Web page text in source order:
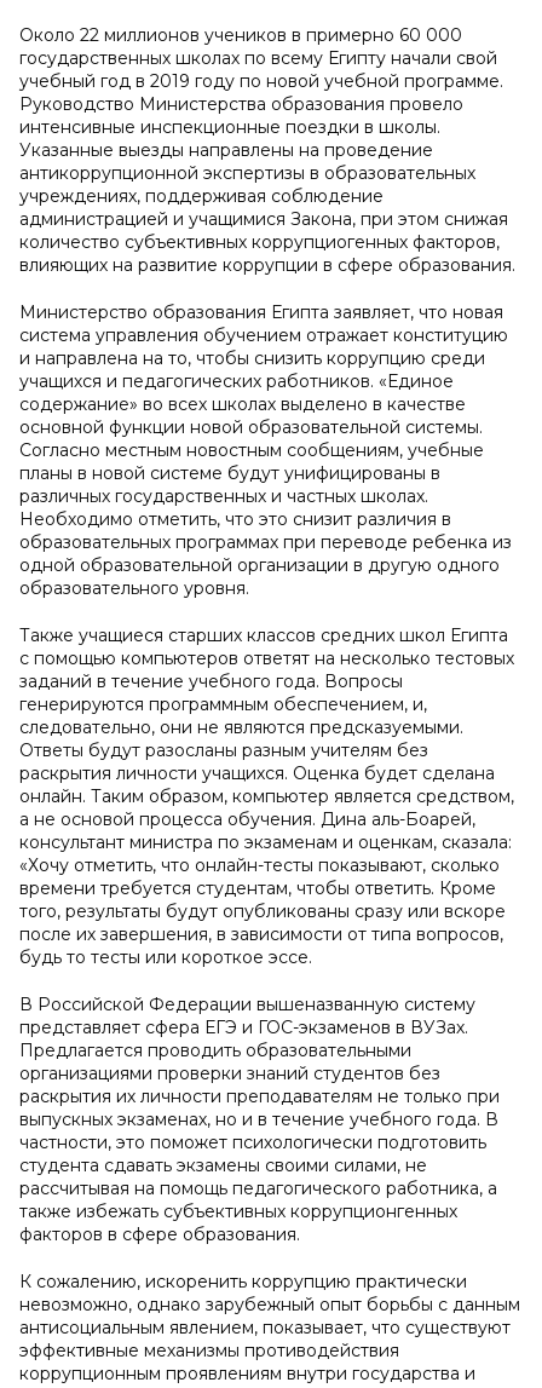
Около 22 миллионов учеников в примерно 60 000
государственных школах по всему Египту начали свой
учебный год в 2019 году по новой учебной программе.
Руководство Министерства образования провело
интенсивные инспекционные поездки в школы.
Указанные выезды направлены на проведение
антикоррупционной экспертизы в образовательных
учреждениях, поддерживая соблюдение
администрацией и учащимися Закона, при этом снижая
количество субъективных коррупциогенных факторов,
влияющих на развитие коррупции в сфере образования.
Министерство образования Египта заявляет, что новая
система управления обучением отражает конституцию
и направлена на то, чтобы снизить коррупцию среди
учащихся и педагогических работников. «Единое
содержание» во всех школах выделено в качестве
основной функции новой образовательной системы.
Согласно местным новостным сообщениям, учебные
планы в новой системе будут унифицированы в
различных государственных и частных школах.
Необходимо отметить, что это снизит различия в
образовательных программах при переводе ребенка из
одной образовательной организации в другую одного
образовательного уровня.
Также учащиеся старших классов средних школ Египта
с помощью компьютеров ответят на несколько тестовых
заданий в течение учебного года. Вопросы
генерируются программным обеспечением, и,
следовательно, они не являются предсказуемыми.
Ответы будут разосланы разным учителям без
раскрытия личности учащихся. Оценка будет сделана
онлайн. Таким образом, компьютер является средством,
а не основой процесса обучения. Дина аль-Боарей,
консультант министра по экзаменам и оценкам, сказала:
«Хочу отметить, что онлайн-тесты показывают, сколько
времени требуется студентам, чтобы ответить. Кроме
того, результаты будут опубликованы сразу или вскоре
после их завершения, в зависимости от типа вопросов,
будь то тесты или короткое эссе.
В Российской Федерации вышеназванную систему
представляет сфера ЕГЭ и ГОС-экзаменов в ВУЗах.
Предлагается проводить образовательными
организациями проверки знаний студентов без
раскрытия их личности преподавателям не только при
выпускных экзаменах, но и в течение учебного года. В
частности, это поможет психологически подготовить
студента сдавать экзамены своими силами, не
рассчитывая на помощь педагогического работника, а
также избежать субъективных коррупционгенных
факторов в сфере образования.
К сожалению, искоренить коррупцию практически
невозможно, однако зарубежный опыт борьбы с данным
антисоциальным явлением, показывает, что существуют
эффективные механизмы противодействия
коррупционным проявлениям внутри государства и